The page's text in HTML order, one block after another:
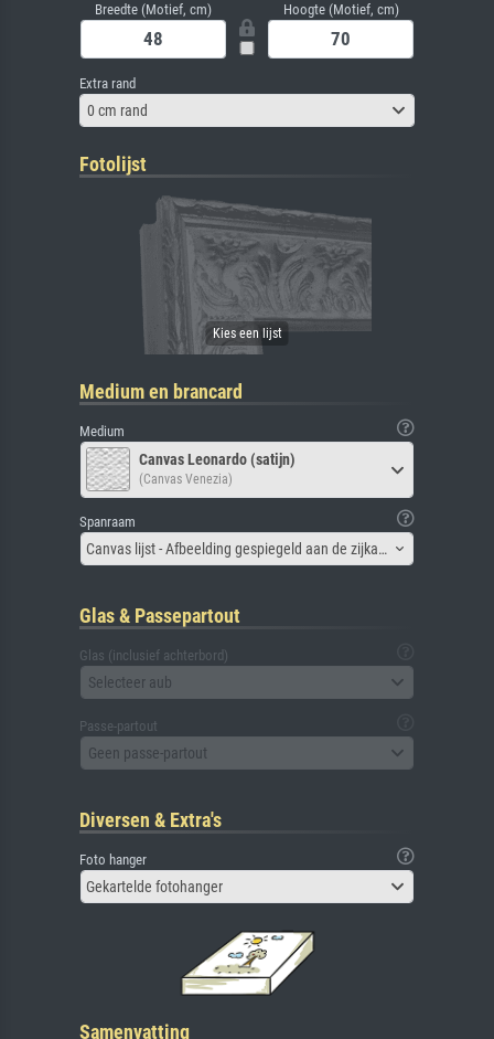
Breedte (Motief, cm) Hoogte (Motief, cm)
Extra rand
0 cm rand
Fotolijst
Medium en brancard
Medium
Canvas Leonardo (satijn)
(Canvas Venezia)
Spanraam
Canvas lijst - Afbeelding gespiegeld aan de zijkant
Glas & Passepartout
Glas (inclusief achterbord)
Selecteer aub
Passe-partout
Geen passe-partout
Diversen & Extra's
Foto hanger
Gekartelde fotohanger
Samenvatting